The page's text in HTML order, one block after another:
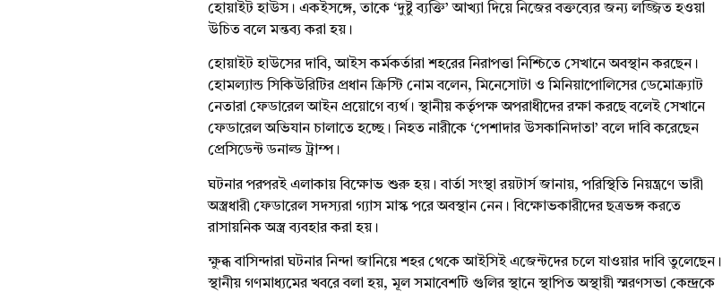
হোয়াইট হাউস। একইসঙ্গে, তাকে ‘দুষ্টু ব্যক্তি’ আখ্যা দিয়ে নিজের বক্তব্যের জন্য লজ্জিত হওয়া
উচিত বলে মন্তব্য করা হয়।
হোয়াইট হাউসের দাবি, আইস কর্মকর্তারা শহরের নিরাপত্তা নিশ্চিতে সেখানে অবস্থান করছেন।
হোমল্যান্ড সিকিউরিটির প্রধান ক্রিস্টি নোম বলেন, মিনেসোটা ও মিনিয়াপোলিসের ডেমোক্র্যাট
নেতারা ফেডারেল আইন প্রয়োগে ব্যর্থ। স্থানীয় কর্তৃপক্ষ অপরাধীদের রক্ষা করছে বলেই সেখানে
ফেডারেল অভিযান চালাতে হচ্ছে। নিহত নারীকে ‘পেশাদার উসকানিদাতা’ বলে দাবি করেছেন
প্রেসিডেন্ট ডনাল্ড ট্রাম্প।
ঘটনার পরপরই এলাকায় বিক্ষোভ শুরু হয়। বার্তা সংস্থা রয়টার্স জানায়, পরিস্থিতি নিয়ন্ত্রণে ভারী
অস্ত্রধারী ফেডারেল সদস্যরা গ্যাস মাস্ক পরে অবস্থান নেন। বিক্ষোভকারীদের ছত্রভঙ্গ করতে
রাসায়নিক অস্ত্র ব্যবহার করা হয়।
ক্ষুব্ধ বাসিন্দারা ঘটনার নিন্দা জানিয়ে শহর থেকে আইসিই এজেন্টদের চলে যাওয়ার দাবি তুলেছেন।
স্থানীয় গণমাধ্যমের খবরে বলা হয়, মূল সমাবেশটি গুলির স্থানে স্থাপিত অস্থায়ী স্মরণসভা কেন্দ্রকে